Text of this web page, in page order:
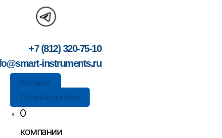
+7 (812) 320-75-10
instruments.ru
Каталог
Производители
О
компании